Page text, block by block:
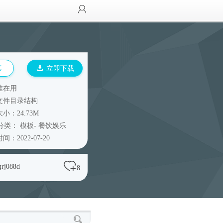
立即下载
在用
件目录结构
小：24.73M
类： 模板- 餐饮娱乐
间：2022-07-20
8